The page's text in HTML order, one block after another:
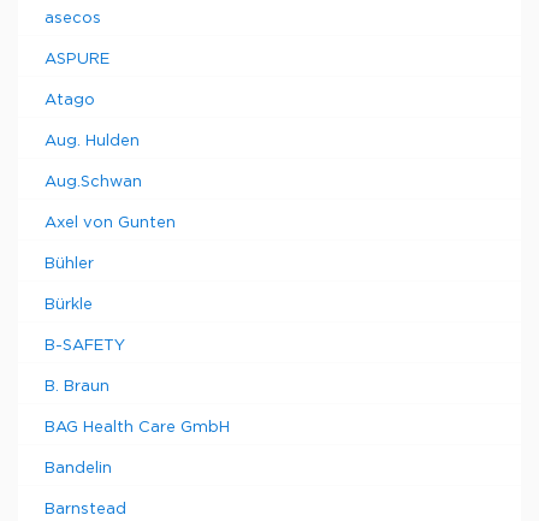
asecos
ASPURE
Atago
Aug. Hulden
Aug.Schwan
Axel von Gunten
Bühler
Bürkle
B-SAFETY
B. Braun
BAG Health Care GmbH
Bandelin
Barnstead